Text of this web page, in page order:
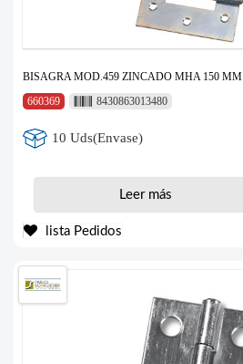
BISAGRA MOD.459 ZINCADO MHA 150 MM
660369
8430863013480
10 Uds(Envase)
Leer más
lista Pedidos